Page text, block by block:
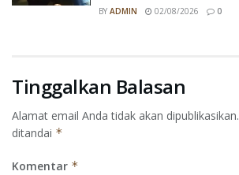
BY ADMIN 02/08/2026 0
Tinggalkan Balasan
Alamat email Anda tidak akan dipublikasikan.
ditandai *
Komentar *